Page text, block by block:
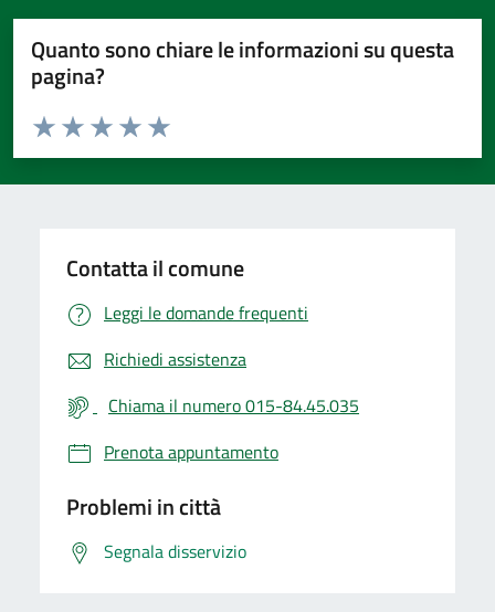
Quanto sono chiare le informazioni su questa
pagina?
Valuta da 1 a 5 stelle la pagina
Valuta 5 stelle su 5
Valuta 4 stelle su 5
Valuta 3 stelle su 5
Valuta 2 stelle su 5
Valuta 1 stelle su 5
Contatta il comune
Leggi le domande frequenti
Richiedi assistenza
Chiama il numero 015-84.45.035
Prenota appuntamento
Problemi in città
Segnala disservizio